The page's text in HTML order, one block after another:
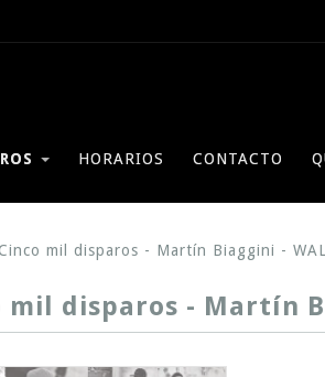
HORARIOS CONTACTO
mil disparos - Martín Biaggini -
mil disparos - Martín